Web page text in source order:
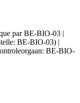
par BE-BIO-03 |
BE-BIO-03) |
BE-BIO-